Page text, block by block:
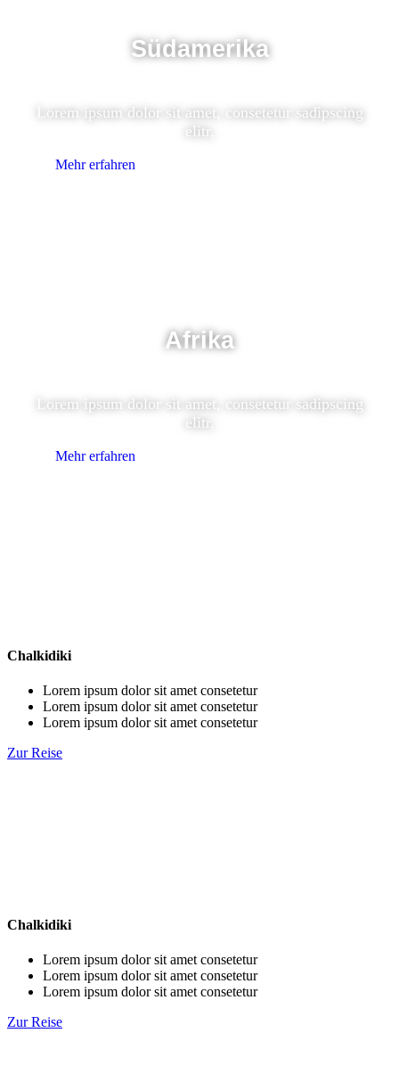
Südamerika
Lorem ipsum dolor sit amet, consetetur sadipscing
elitr,
Mehr erfahren
Afrika
Lorem ipsum dolor sit amet, consetetur sadipscing
elitr,
Mehr erfahren
Chalkidiki
Lorem ipsum dolor sit amet consetetur
Lorem ipsum dolor sit amet consetetur
Lorem ipsum dolor sit amet consetetur
Zur Reise
Chalkidiki
Lorem ipsum dolor sit amet consetetur
Lorem ipsum dolor sit amet consetetur
Lorem ipsum dolor sit amet consetetur
Zur Reise